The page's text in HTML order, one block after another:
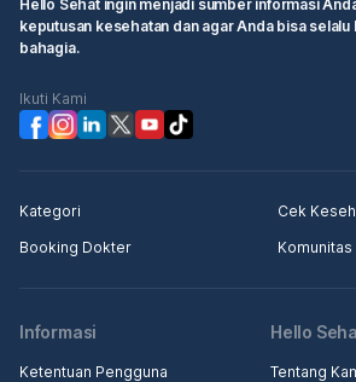
Hello Sehat ingin menjadi sumber informasi
keputusan kesehatan dan agar Anda bisa
bahagia.
Ikuti Kami
Kategori
Cek
Booking Dokter
Komunitas
Informasi
Ketentuan Pengguna
Hello
Tentang